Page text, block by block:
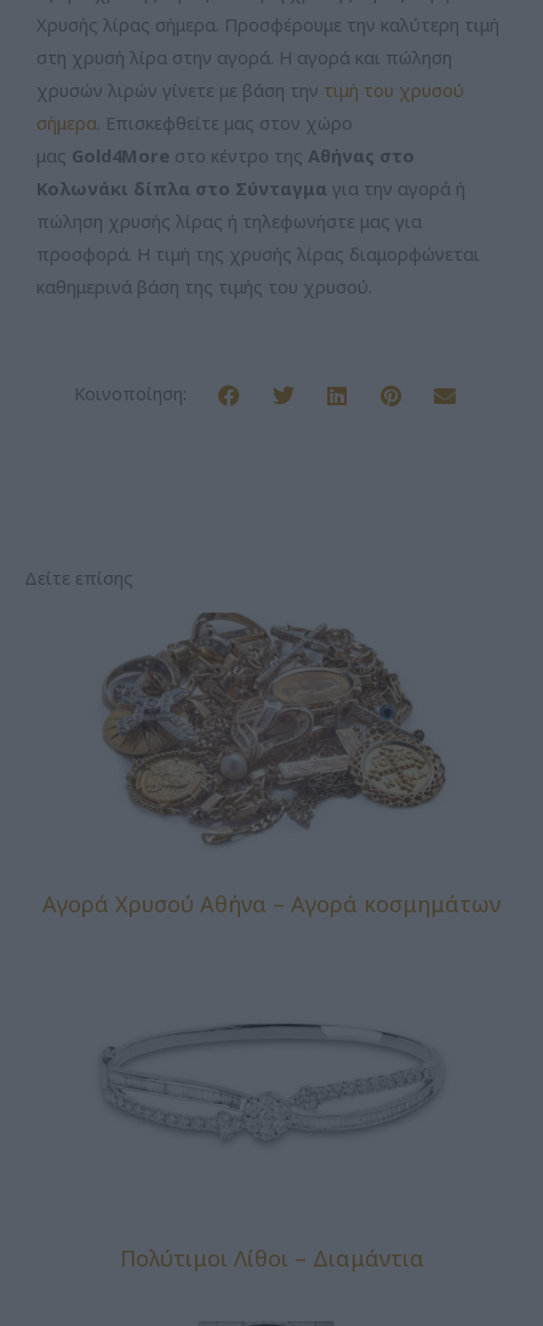
Χρυσής λίρας σήμερα. Προσφέρουμε την καλύτερη τιμή
στη χρυσή λίρα στην αγορά. Η αγορά και πώληση
χρυσών λιρών γίνετε με βάση την τιμή του χρυσού
σήμερα. Επισκεφθείτε μας στον χώρο
μας Gold4More στο κέντρο της Αθήνας στο
Κολωνάκι δίπλα στο Σύνταγμα για την αγορά ή
πώληση χρυσής λίρας ή τηλεφωνήστε μας για
προσφορά. Η τιμή της χρυσής λίρας διαμορφώνεται
καθημερινά βάση της τιμής του χρυσού.
Κοινοποίηση:
Δείτε επίσης
Αγορά Χρυσού Αθήνα – Αγορά κοσμημάτων
Πολύτιμοι Λίθοι – Διαμάντια